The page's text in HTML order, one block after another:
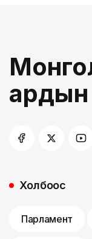
Холбоос
Парламент